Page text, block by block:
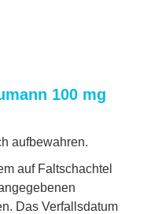
100 mg
aufbewahren.
auf Faltschachtel
Das Verfallsdatum